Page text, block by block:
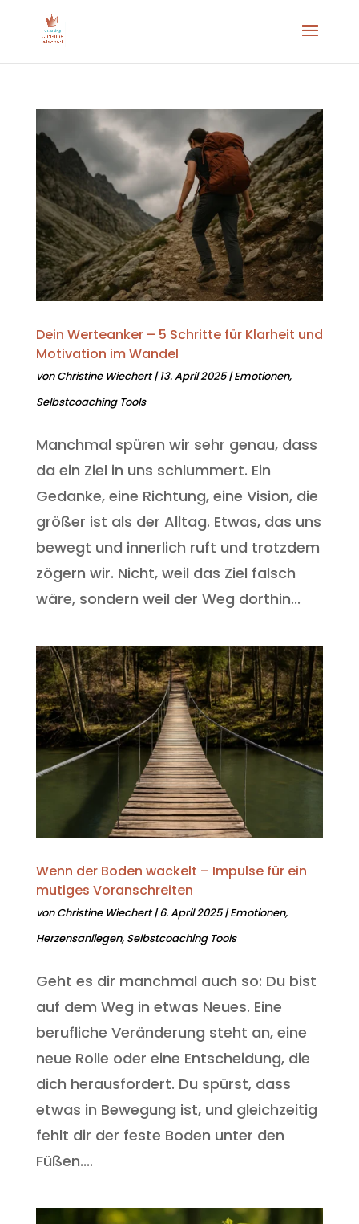
Dein Werteanker – 5 Schritte für Klarheit und
Motivation im Wandel
vonChristine Wiechert|13. April 2025|Emotionen,
Selbstcoaching Tools
Manchmal spüren wir sehr genau, dass
da ein Ziel in uns schlummert. Ein
Gedanke, eine Richtung, eine Vision, die
größer ist als der Alltag. Etwas, das uns
bewegt und innerlich ruft und trotzdem
zögern wir. Nicht, weil das Ziel falsch
wäre, sondern weil der Weg dorthin...
Wenn der Boden wackelt – Impulse für ein
mutiges Voranschreiten
vonChristine Wiechert|6. April 2025|Emotionen,
Herzensanliegen, Selbstcoaching Tools
Geht es dir manchmal auch so: Du bist
auf dem Weg in etwas Neues. Eine
berufliche Veränderung steht an, eine
neue Rolle oder eine Entscheidung, die
dich herausfordert. Du spürst, dass
etwas in Bewegung ist, und gleichzeitig
fehlt dir der feste Boden unter den
Füßen....